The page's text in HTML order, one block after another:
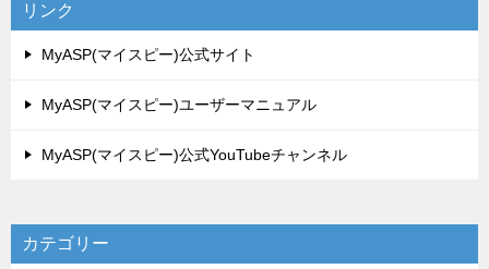
リンク
MyASP(マイスピー)公式サイト
MyASP(マイスピー)ユーザーマニュアル
MyASP(マイスピー)公式YouTubeチャンネル
カテゴリー